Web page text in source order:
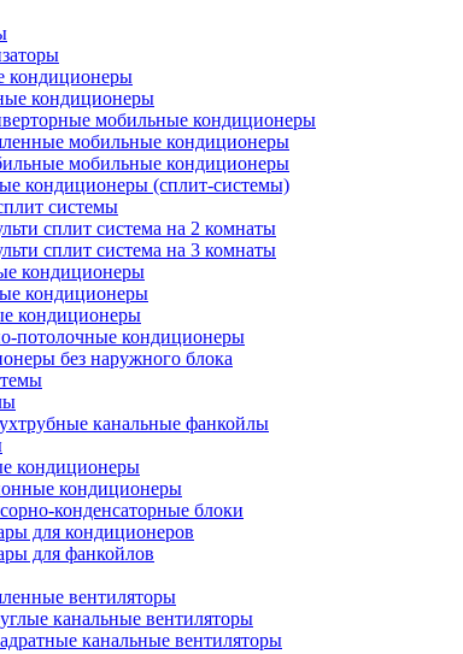
кондиционеры
кондиционеры
мобильные кондиционеры
мобильные кондиционеры
мобильные кондиционеры
кондиционеры (сплит-системы)
системы
сплит система на 2 комнаты
сплит система на 3 комнаты
кондиционеры
кондиционеры
кондиционеры
потолочные кондиционеры
без наружного блока
канальные фанкойлы
кондиционеры
кондиционеры
конденсаторные блоки
для кондиционеров
для фанкойлов
вентиляторы
канальные вентиляторы
канальные вентиляторы